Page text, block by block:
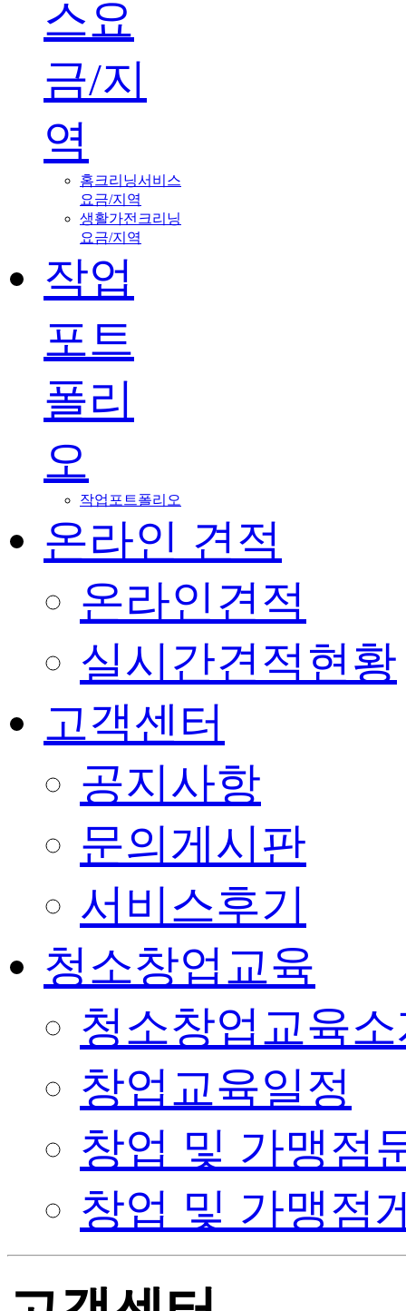
스요
금/지
역
홈크리닝서비스
요금/지역
생활가전크리닝
요금/지역
작업
포트
폴리
오
작업포트폴리오
온라인 견적
온라인견적
실시간견적현황
고객센터
공지사항
문의게시판
서비스후기
청소창업교육
청소창업교육
창업교육일정
창업 및 가맹점
창업 및 가맹점